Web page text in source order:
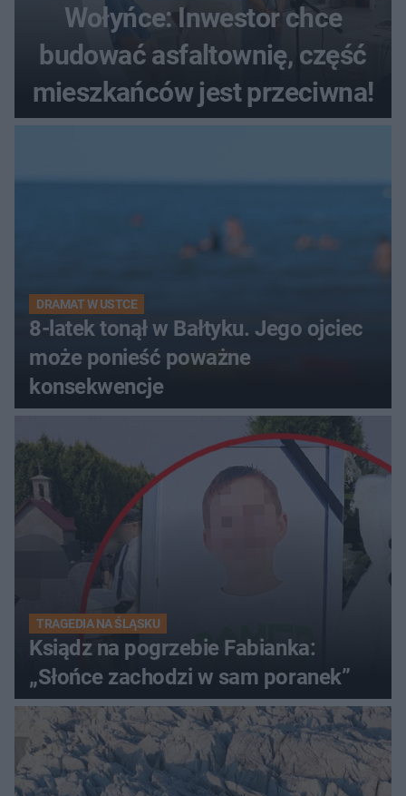
Wołyńce: Inwestor chce
budować asfaltownię, część
mieszkańców jest przeciwna!
DRAMAT W USTCE
8-latek tonął w Bałtyku. Jego ojciec
może ponieść poważne
konsekwencje
TRAGEDIA NA ŚLĄSKU
Ksiądz na pogrzebie Fabianka:
„Słońce zachodzi w sam poranek”